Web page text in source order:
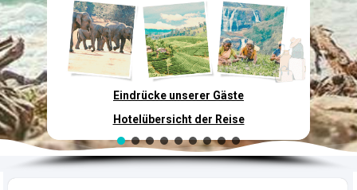
Eindrücke unserer Gäste
Hotelübersicht der Reise